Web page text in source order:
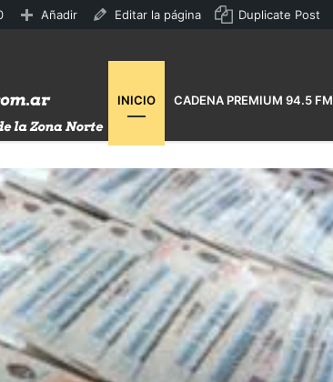
INICIO CADENA PREMIUM 94.5 FM
20
moderación
Añadir Editar la página Duplicate Post